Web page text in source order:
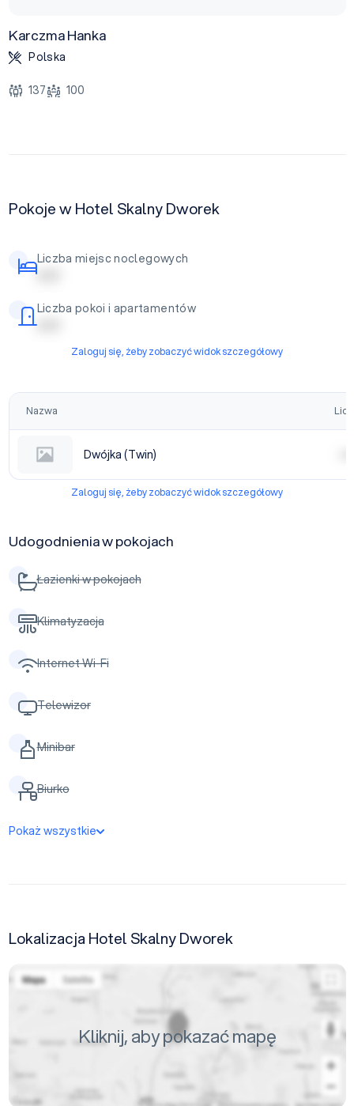
Karczma Hanka
Polska
137 100
Pokoje w Hotel Skalny Dworek
Liczba miejsc noclegowych
| | | | |
Liczba pokoi i apartamentów
| | | | |
Zaloguj się, żeby zobaczyć widok szczegółowy
Nazwa
Dwójka (Twin)
Zaloguj się, żeby zobaczyć widok szczegółowy
Udogodnienia w pokojach
Łazienki w pokojach
Klimatyzacja
Internet Wi-Fi
Telewizor
Minibar
Biurko
Pokaż wszystkie
Lokalizacja Hotel Skalny Dworek
Kliknij, aby pokazać mapę